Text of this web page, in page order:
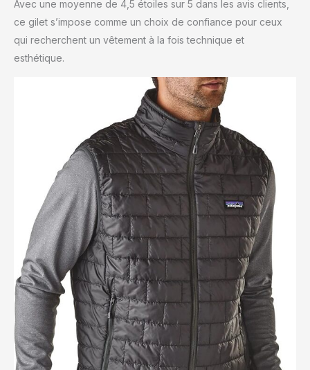
Avec une moyenne de 4,5 étoiles sur 5 dans les avis clients,
ce gilet s’impose comme un choix de confiance pour ceux
qui recherchent un vêtement à la fois technique et
esthétique.